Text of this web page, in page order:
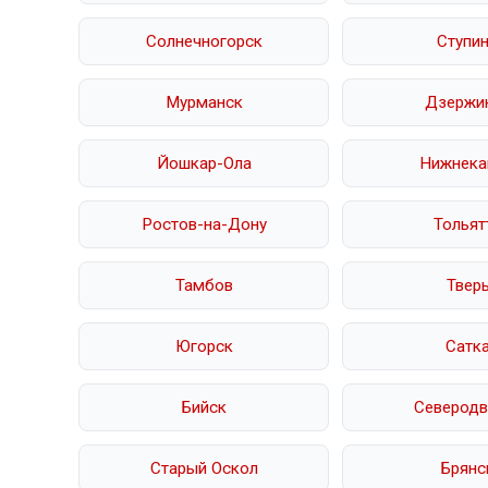
Солнечногорск
Мурманск
Йошкар-Ола
Ростов-на-Дону
Тамбов
Югорск
Бийск
Старый Оскол